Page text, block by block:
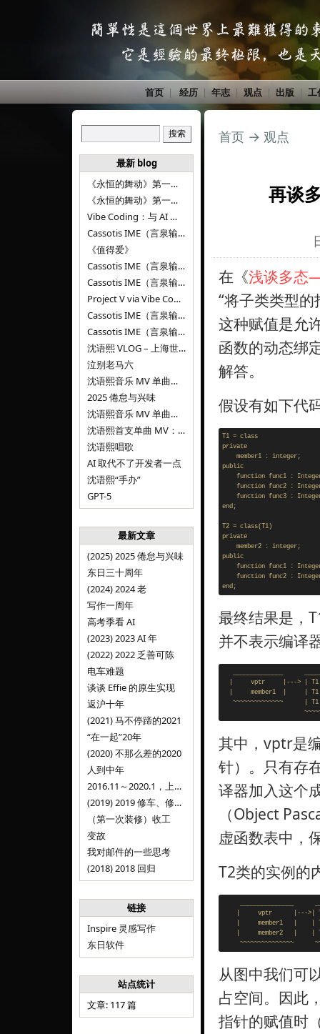
首页 | 经历 | 年志 | 观点 | 出版 | 工
最新 blog
《永恒的舞动》第一百二十八章
《永恒的舞动》第一百二十七章
Vibe Coding：与 AI 并肩进步——言泉输入法 v0.4.1
Cassotis IME（言泉输入法）v0.3.1
《值得爱》
Cassotis IME（言泉输入法）v0.2.0
Cassotis IME（言泉输入法）v0.1.0
Project V via Vibe Coding
Cassotis IME（言泉输入法）阶段二
Cassotis IME（言泉输入法）
沈语熙 VLOG – 上海世博文化公园双子山
泣别老马六
沈语熙音乐 MV 单曲第三弹：代码与白T恤
2025 倦怠与兴味
沈语熙音乐 MV 单曲第二弹：优雅时间
沈语熙首支单曲 MV：告别的倒影
沈语熙唱歌
AI 取代不了开发者一点
沈语熙“手办”
GPT-5
最新文章
(2025) 2025 倦怠与兴味
东日三十周年
(2024) 2024 老
写作一周年
高考季看 AI
(2023) 2023 AI 年
(2022) 2022 乏善可陈
电车难题
谈谈 Effie 的原生实现
返沪十年
(2021) 马不停蹄的2021
“在一起”20年
(2020) 不那么差的2020
人到中年
2016.11～2020.1，上海，Inspire
(2019) 2019 修车、修人、修房
（第一次装修）收工
变故
我对邮件的一些思考
(2018) 2018 回归
链接
Inspire 灵感写作
东日软件
站点统计
文章: 117 篇
首页 → 观点
再谈
在《浅谈多态
“将子类类型
这种赋值是允
函数的动态绑
解答。
假设有如下代
T1 = class
private
    member1 : integer;
public
function func1 :
function func2 :
function func3 :
end;
T2 = class(T1)
private
    member2 : integer;
public
function func1 :
function func2 :
最终结果是，
并不表示编译
|     vptr     |---> |
|     member1  |     |
~~~~~~~~~~~~~~      |
其中，vptr是
针）。只有存
译器加入这个
（Object
虚函数表中，
T2类的实例的
|     vptr      |--->|
|     member1   |    |
|     member2   |    |
从图中我们可
占空间。因此
指针的赋值时